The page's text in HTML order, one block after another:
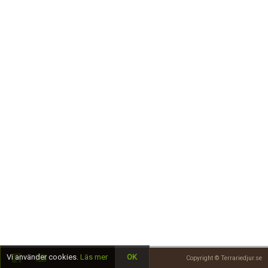
Copyright © Terrariedjur.se
Vi använder cookies. Läs mer OK